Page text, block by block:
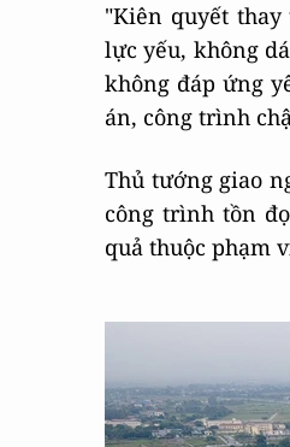
"Kiên quyết thay
lực yếu, không
không đáp ứng
án, công trình
Thủ tướng giao
công trình tồn
quả thuộc phạm